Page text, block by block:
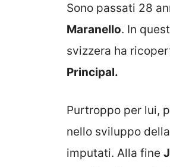
Sono passati 28
Maranello. In
svizzera ha
Principal.
Purtroppo per lui,
nello sviluppo
imputati. Alla fine